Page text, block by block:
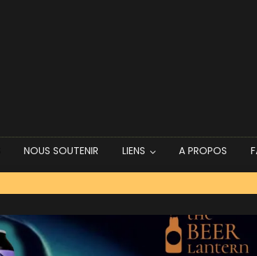
NOUS SOUTENIR LIENS A PROPOS